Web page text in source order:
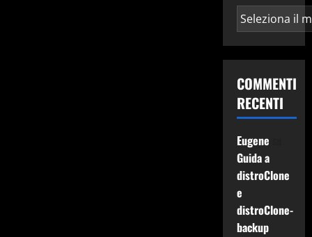
Archivi
COMMENTI
RECENTI
Eugene
Guida a
distroClone
e
distroClone-
backup